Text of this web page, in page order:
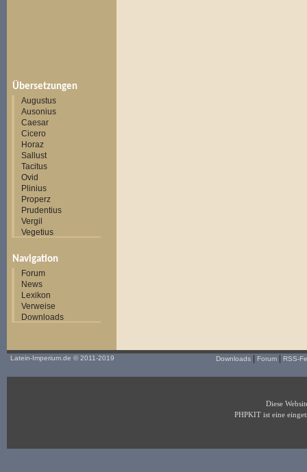
Übersetzungen
Augustus
Ausonius
Caesar
Cicero
Horaz
Sallust
Tacitus
Ovid
Plinius
Properz
Prudentius
Vergil
Vegetius
Navigation
Forum
News
Lexikon
Verweise
Downloads
Latein-Imperium.de © 2011-2019 Downloads Forum RSS-
Diese
PHPKIT ist eine